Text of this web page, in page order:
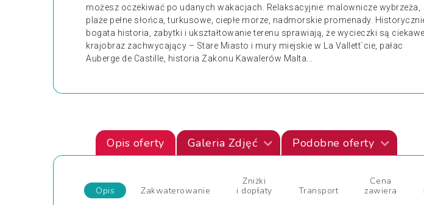
możesz oczekiwać po udanych wakacjach. Relaksacyjnie: malownicze wybrzeża,
plaże pełne słońca, turkusowe, ciepłe morze, nadmorskie promenady.
bogata historia, zabytki i ukształtowanie terenu sprawiają, że wycieczki są
krajobraz zachwycający – Stare Miasto i mury miejskie w La Vallett`cie, pałac
Auberge de Castille, historia Zakonu Kawalerów Malta...
Opis oferty Galeria Zdjęć Podobne oferty
Opis Zakwaterowanie
Zniżki
i dopłaty
Transport
Cena
zawiera